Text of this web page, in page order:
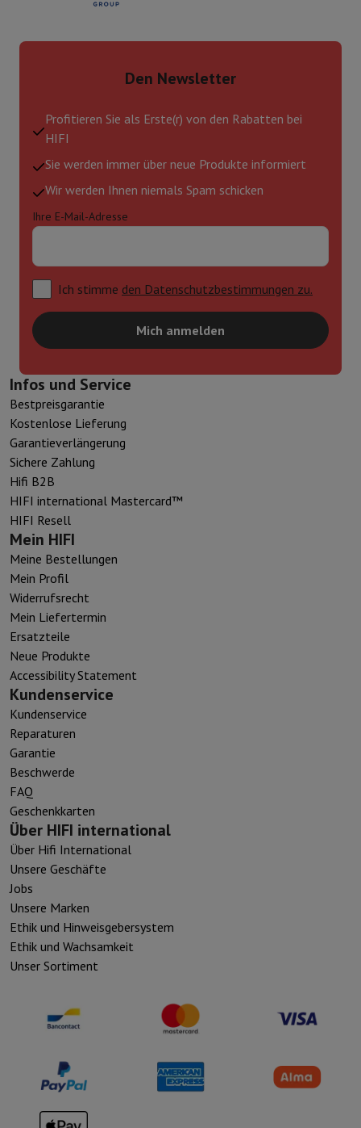
Den Newsletter
Profitieren Sie als Erste(r) von den Rabatten bei
HIFI
Sie werden immer über neue Produkte informiert
Wir werden Ihnen niemals Spam schicken
Ihre E-Mail-Adresse
Ich stimme den Datenschutzbestimmungen zu.
Mich anmelden
Infos und Service
Bestpreisgarantie
Kostenlose Lieferung
Garantieverlängerung
Sichere Zahlung
Hifi B2B
HIFI international Mastercard™
HIFI Resell
Mein HIFI
Meine Bestellungen
Mein Profil
Widerrufsrecht
Mein Liefertermin
Ersatzteile
Neue Produkte
Accessibility Statement
Kundenservice
Kundenservice
Reparaturen
Garantie
Beschwerde
FAQ
Geschenkkarten
Über HIFI international
Über Hifi International
Unsere Geschäfte
Jobs
Unsere Marken
Ethik und Hinweisgebersystem
Ethik und Wachsamkeit
Unser Sortiment